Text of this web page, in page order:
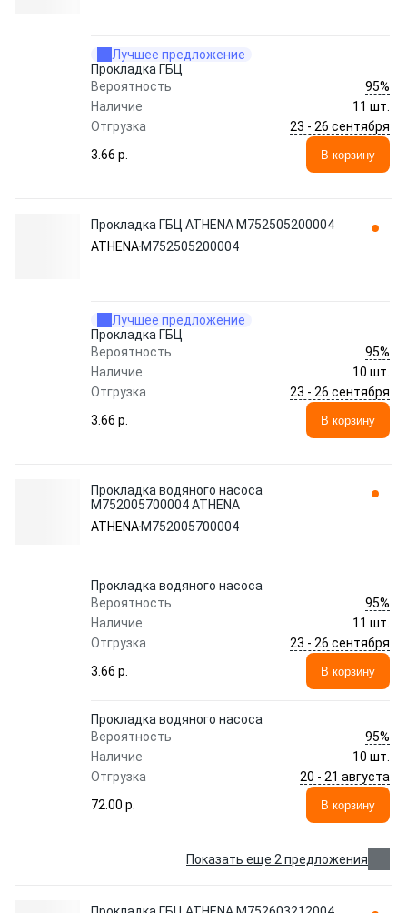
Лучшее предложение
Прокладка ГБЦ
Вероятность
95%
Наличие
11 шт.
Отгрузка
23 - 26 сентября
3.66 p.
В корзину
Прокладка ГБЦ ATHENA M752505200004
ATHENA M752505200004
Лучшее предложение
Прокладка ГБЦ
Вероятность
95%
Наличие
10 шт.
Отгрузка
23 - 26 сентября
3.66 p.
В корзину
Прокладка водяного насоса
M752005700004 ATHENA
ATHENA M752005700004
Прокладка водяного насоса
Вероятность
95%
Наличие
11 шт.
Отгрузка
23 - 26 сентября
3.66 p.
В корзину
Прокладка водяного насоса
Вероятность
95%
Наличие
10 шт.
Отгрузка
20 - 21 августа
72.00 p.
В корзину
Показать еще 2 предложения